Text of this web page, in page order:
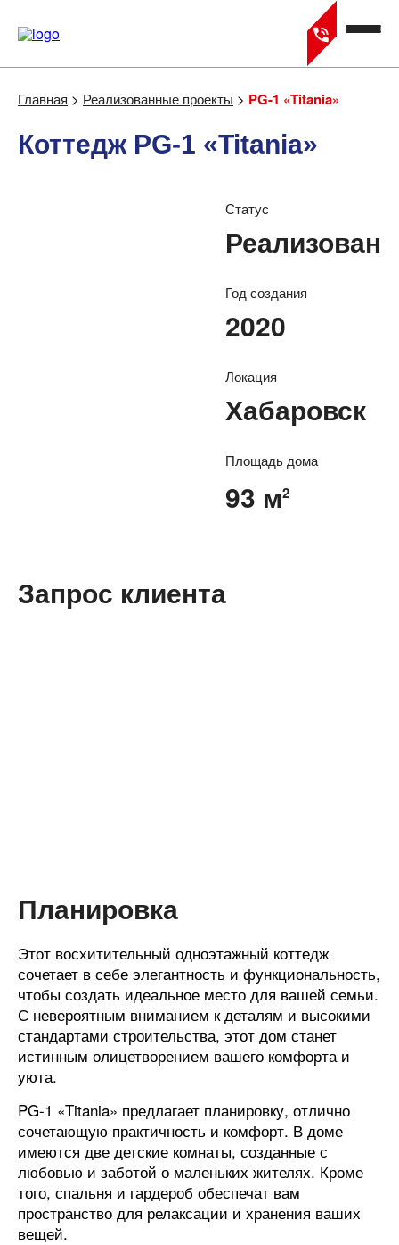
Главная > Реализованные проекты > PG-1 «Titania»
Коттедж PG-1 «Titania»
Статус
Реализован
Год создания
2020
Локация
Хабаровск
Площадь дома
93 м2
Запрос клиента
Планировка
Этот восхитительный одноэтажный коттедж
сочетает в себе элегантность и функциональность,
чтобы создать идеальное место для вашей семьи.
С невероятным вниманием к деталям и высокими
стандартами строительства, этот дом станет
истинным олицетворением вашего комфорта и
уюта.
PG-1 «Titania» предлагает планировку, отлично
сочетающую практичность и комфорт. В доме
имеются две детские комнаты, созданные с
любовью и заботой о маленьких жителях. Кроме
того, спальня и гардероб обеспечат вам
пространство для релаксации и хранения ваших
вещей.